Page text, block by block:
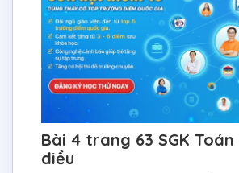
Bài 4 trang 63 SGK Toán
diều